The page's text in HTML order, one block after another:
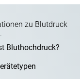
zu Blutdruck
Bluthochdruck?